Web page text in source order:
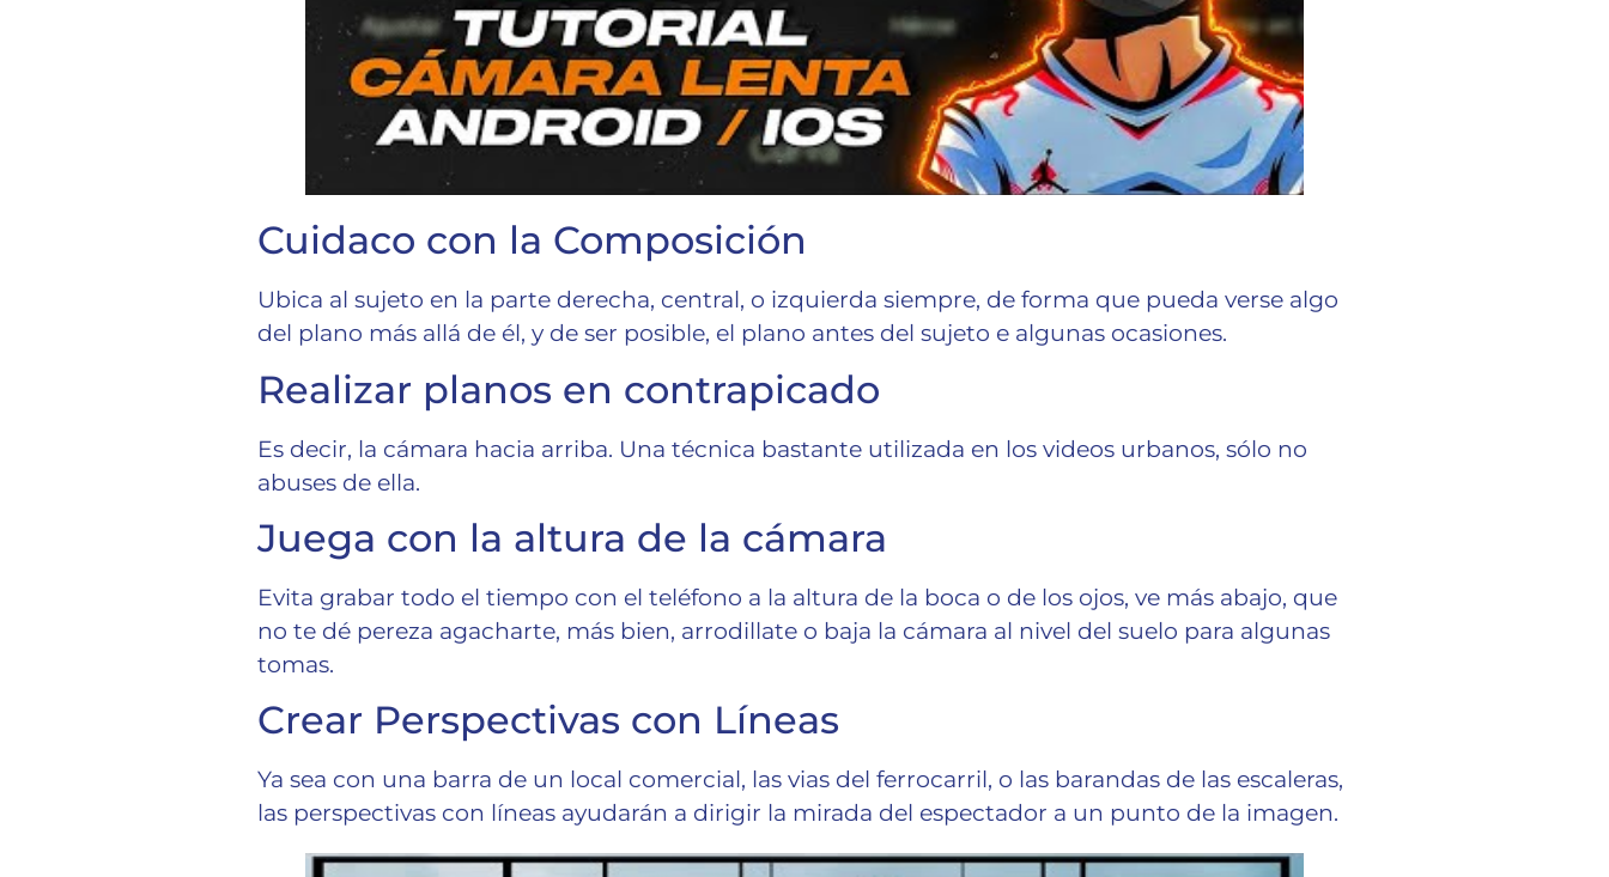
Cuidaco con la Composición
Ubica al sujeto en la parte derecha, central, o izquierda siempre, de forma que pueda verse algo
del plano más allá de él, y de ser posible, el plano antes del sujeto e algunas ocasiones.
Realizar planos en contrapicado
Es decir, la cámara hacia arriba. Una técnica bastante utilizada en los videos urbanos, sólo no
abuses de ella.
Juega con la altura de la cámara
Evita grabar todo el tiempo con el teléfono a la altura de la boca o de los ojos, ve más abajo, que
no te dé pereza agacharte, más bien, arrodillate o baja la cámara al nivel del suelo para algunas
tomas.
Crear Perspectivas con Líneas
Ya sea con una barra de un local comercial, las vias del ferrocarril, o las barandas de las escaleras,
las perspectivas con líneas ayudarán a dirigir la mirada del espectador a un punto de la imagen.